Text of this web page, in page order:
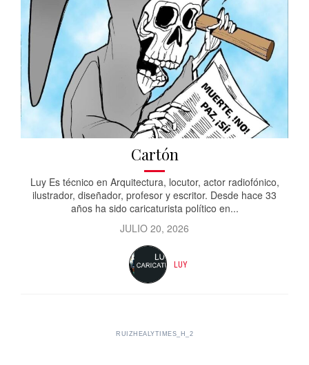
Cartón
Luy Es técnico en Arquitectura, locutor, actor radiofónico,
ilustrador, diseñador, profesor y escritor. Desde hace 33
años ha sido caricaturista político en...
JULIO 20, 2026
LUY
RUIZHEALYTIMES_H_2